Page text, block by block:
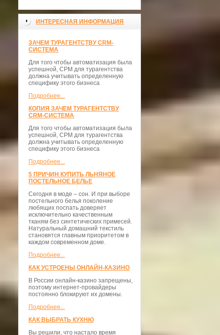
ИНТЕРЕСНАЯ ИНФОРМАЦИЯ
ЗАЧЕМ ТУРАГЕНТСТВУ CRM-
СИСТЕМА
Для того чтобы автоматизация была
успешной, СРМ для турагентства
должна учитывать определенную
специфику этого бизнеса
Подробнее...
КОПИЯ ЗАЧЕМ ТУРАГЕНТСТВУ
CRM-СИСТЕМА
Для того чтобы автоматизация была
успешной, СРМ для турагентства
должна учитывать определенную
специфику этого бизнеса
Подробнее...
5 ПРИЧИН КУПИТЬ ЛЬНЯНОЕ
ПОСТЕЛЬНОЕ БЕЛЬЕ
Сегодня в моде – сон. И при выборе
постельного белья поколение
любящих поспать доверяет
исключительно качественным
тканям без синтетических примесей.
Натуральный домашний текстиль
становятся главным приоритетом в
каждом современном доме.
Подробнее...
КАК УСТРОЕНЫ ОНЛАЙН-КАЗИНО
В России онлайн-казино запрещены,
поэтому интернет-провайдеры
постоянно блокируют их домены.
Подробнее...
КАК ВЫБРАТЬ КУХНЮ
Вы решили, что настало время